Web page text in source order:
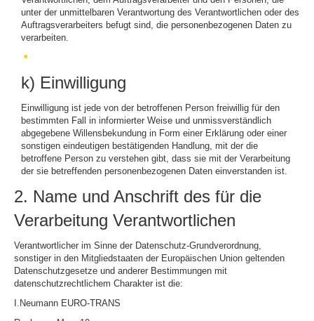
unter der unmittelbaren Verantwortung des Verantwortlichen oder des
Auftragsverarbeiters befugt sind, die personenbezogenen Daten zu
verarbeiten.
k) Einwilligung
Einwilligung ist jede von der betroffenen Person freiwillig für den
bestimmten Fall in informierter Weise und unmissverständlich
abgegebene Willensbekundung in Form einer Erklärung oder einer
sonstigen eindeutigen bestätigenden Handlung, mit der die
betroffene Person zu verstehen gibt, dass sie mit der Verarbeitung
der sie betreffenden personenbezogenen Daten einverstanden ist.
2. Name und Anschrift des für die
Verarbeitung Verantwortlichen
Verantwortlicher im Sinne der Datenschutz-Grundverordnung,
sonstiger in den Mitgliedstaaten der Europäischen Union geltenden
Datenschutzgesetze und anderer Bestimmungen mit
datenschutzrechtlichem Charakter ist die:
I.Neumann EURO-TRANS